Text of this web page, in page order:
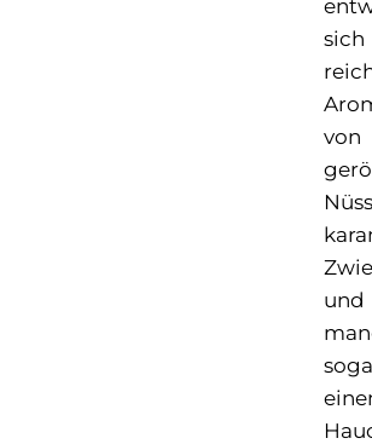
sich
von
und